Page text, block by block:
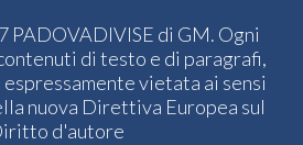
di GM. Ogni
di testo e di paragrafi,
vietata ai sensi
nuova Direttiva Europea sul
d'autore